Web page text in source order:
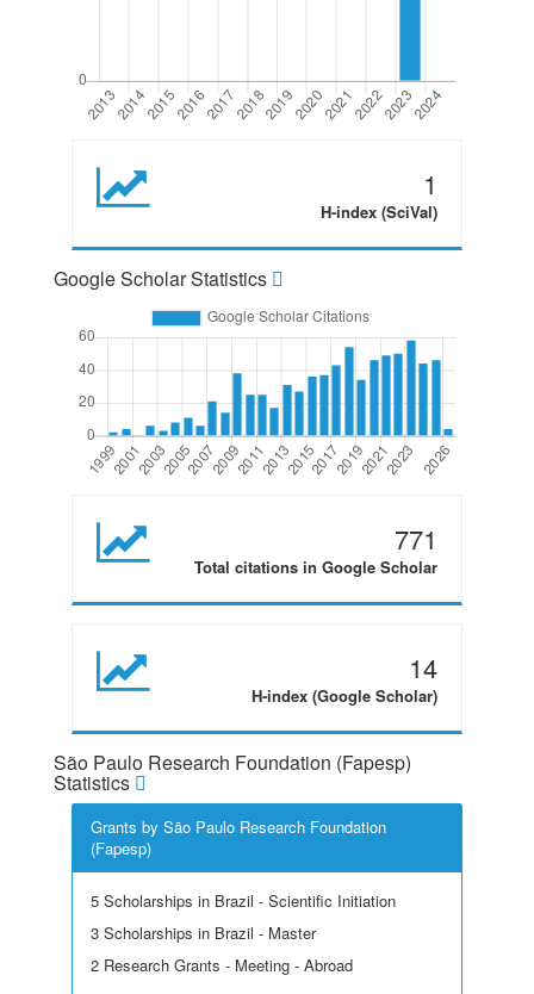
1
H-index (SciVal)
Google Scholar Statistics
771
Total citations in Google Scholar
14
H-index (Google Scholar)
São Paulo Research Foundation (Fapesp)
Statistics
Grants by São Paulo Research Foundation
(Fapesp)
5 Scholarships in Brazil - Scientific Initiation
3 Scholarships in Brazil - Master
2 Research Grants - Meeting - Abroad